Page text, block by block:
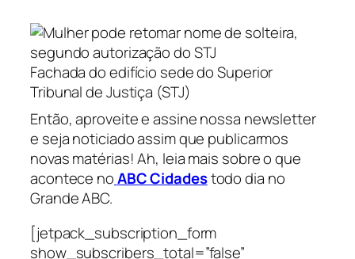
Fachada do edifício sede do Superior
Tribunal de Justiça (STJ)
Então, aproveite e assine nossa newsletter
e seja noticiado assim que publicarmos
novas matérias! Ah, leia mais sobre o que
acontece noABC Cidadestodo dia no
Grande ABC.
[jetpack_subscription_form
show_subscribers_total=”false”